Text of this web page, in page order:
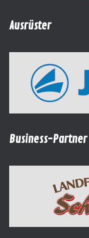
Ausrüster
Business-Partner